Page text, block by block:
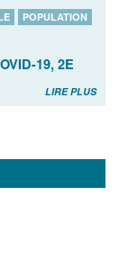
POPULATION
19, 2E
LIRE PLUS